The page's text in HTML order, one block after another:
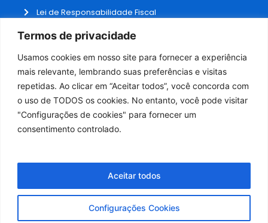
Termos de privacidade
Usamos cookies em nosso site para fornecer a experiência
mais relevante, lembrando suas preferências e visitas
repetidas. Ao clicar em “Aceitar todos”, você concorda com
o uso de TODOS os cookies. No entanto, você pode visitar
"Configurações de cookies" para fornecer um
consentimento controlado.
Configurações Cookies
Aceitar todos
Lei de Responsabilidade Fiscal
Receitas e Despesas
Fale Conosco
ADMINISTRAÇÃO
Webmail
Desenvolvido por NPI Brasil